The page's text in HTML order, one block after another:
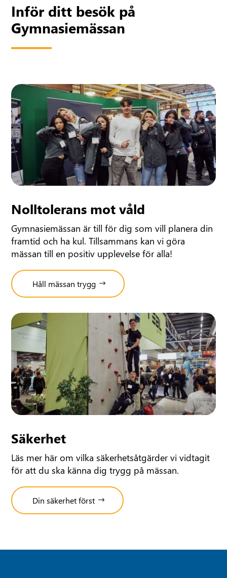
Inför ditt besök på
Gymnasiemässan
Nolltolerans mot våld
Gymnasiemässan är till för dig som vill planera din
framtid och ha kul. Tillsammans kan vi göra
mässan till en positiv upplevelse för alla!
Håll mässan trygg
Säkerhet
Läs mer här om vilka säkerhetsåtgärder vi vidtagit
för att du ska känna dig trygg på mässan.
Din säkerhet först